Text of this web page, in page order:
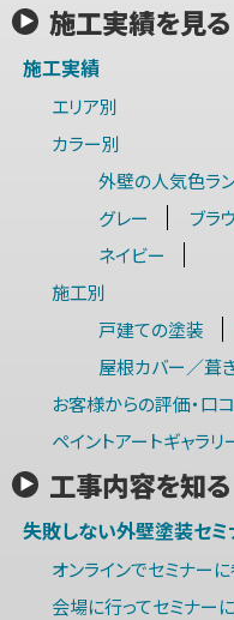
施工実績を見る
施工実績
エリア別
カラー別
外壁の人気色ラ
グレー
ブラ
ネイビー
施工別
戸建ての塗装
屋根カバー／葺
お客様からの評価・口
ペイントアートギャラリ
工事内容を知る
失敗しない外壁塗装セミ
オンラインでセミナー
会場に行ってセミナー